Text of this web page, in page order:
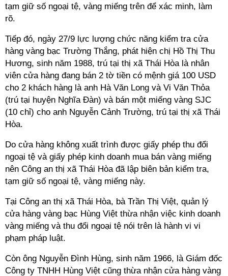
tạm giữ số ngoại tệ, vàng miếng trên để xác minh, làm
rõ.
Tiếp đó, ngày 27/9 lực lượng chức năng kiểm tra cửa
hàng vàng bạc Trường Thắng, phát hiện chị Hồ Thị Thu
Hương, sinh năm 1988, trú tại thị xã Thái Hòa là nhân
viên cửa hàng đang bán 2 tờ tiền có mệnh giá 100 USD
cho 2 khách hàng là anh Hà Văn Long và Vi Văn Thỏa
(trú tại huyện Nghĩa Đàn) và bán một miếng vàng SJC
(10 chỉ) cho anh Nguyễn Cảnh Trường, trú tại thị xã Thái
Hòa.
Do cửa hàng không xuất trình được giấy phép thu đổi
ngoại tệ và giấy phép kinh doanh mua bán vàng miếng
nên Công an thị xã Thái Hòa đã lập biên bản kiểm tra,
tạm giữ số ngoại tệ, vàng miếng này.
Tại Công an thị xã Thái Hòa, bà Trần Thị Việt, quản lý
cửa hàng vàng bạc Hùng Việt thừa nhận việc kinh doanh
vàng miếng và thu đổi ngoại tệ nói trên là hành vi vi
phạm pháp luật.
Còn ông Nguyễn Đình Hùng, sinh năm 1966, là Giám đốc
Công ty TNHH Hùng Việt cũng thừa nhận cửa hàng vàng